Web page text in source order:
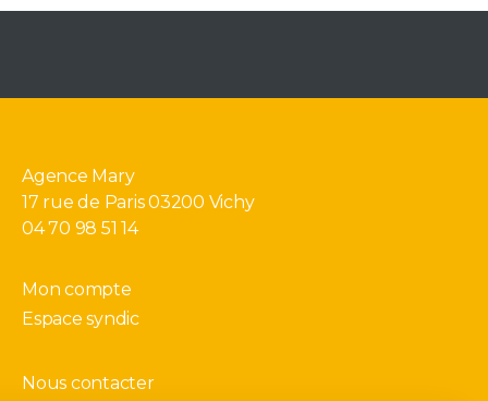
Agence Mary
17 rue de Paris 03200 Vichy
04 70 98 51 14
Mon compte
Espace syndic
Nous contacter